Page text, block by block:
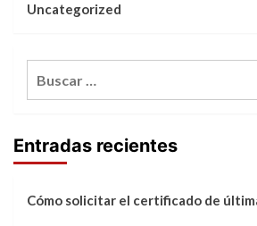
Uncategorized
Entradas recientes
Cómo solicitar el certificado de